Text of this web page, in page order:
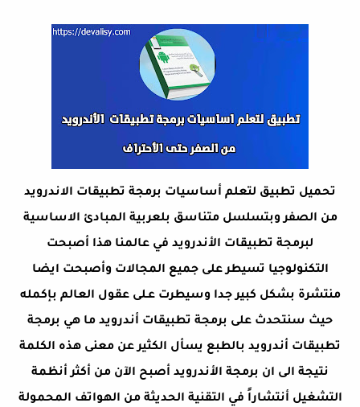
تحميل تطبيق لتعلم أساسيات برمجة تطبيقات الاندرويد
من الصفر وبتسلسل متناسق بلعربية المبادئ الاساسية
لبرمجة تطبيقات الأندرويد في عالمنا هذا أصبحت
التكنولوجيا تسيطر على جميع المجالات وأصبحت ايضا
منتشرة بشكل كبير جدا وسيطرت عـلى عقول العالم بإكمله
حيث سنتحدث على برمجة تطبيقات أندرويد ما هي برمجة
تطبيقات أندرويد بالطبع يسأل الكثير عن معنى هذه الكلمة
نتيجة الى ان برمجة الأندرويد أصبح الآن من أكثر أنظمة
التشغيل أنتشاراً في التقنية الحديثة من الهواتف المحمولة